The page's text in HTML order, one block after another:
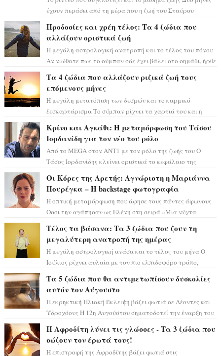
έχουν περάσει από τη μέρα που η ζωή του Σταύρου
Προδοσίες και χρέη τέλος: Τα 4 ζώδια που
αλλάζουν οριστικά ζωή
Η μεγάλη αστρολογική ανατροπή και το τέλος του πόνου
Αν νιώθατε πως το σύμπαν σάς έχει βάλει στο σημάδι, ήρθε
Τα 4 ζώδια που αλλάζουν ριζικά ζωή τους
επόμενους μήνες
Η μεγάλη μετατόπιση των δεσμών και το καρμικό
ξεσκαρτάρισμα Το σύμπαν ρίχνει τα χαρτιά του και η
Κρίνο και Αγκάθι: Η μεταμόρφωση του Τάσου
Ιορδανίδη για τον νέο του ρόλο
Από το MEGA στον ΑΝΤ1 με τον ρόλο της ζωής του Ο
Τάσος Ιορδανίδης κλείνει οριστικά το κεφάλαιο της
Οι Κόρες της Αρετής: Αγνώριστη η Μαριάννα
Πουρέγκα – H backstage φωτογραφία
Η οπτική μεταμόρφωση που άφησε τους πάντες άφωνους
Όσοι την αγάπησαν ως Ελένη στη σειρά «Μια νύχτα
Τέλος τα βάσανα: Τα 3 ζώδια που ζουν τη
μεγαλύτερη ανατροπή της ημέρας
Η μεγάλη αστρολογική ανάσα και το τέλος του μήνα Ο
Ιούλιος ρίχνει αυλαία με τον πιο ελπιδοφόρο τρόπο,
Τα 5 ζώδια που θα αντιμετωπίσουν δυσκολίες
αυτόν τον Αύγουστο
Η εκρηκτική Ηλιακή Έκλειψη βάζει φωτιά σε Λέοντες και
Υδροχόους Η 12η Αυγούστου σηματοδοτεί την έναρξη του
Η Αφροδίτη λύνει τις γλώσσες - Τα 3 ζώδια που
σώζουν τον έρωτά τους!
Η επιστροφή της Αφροδίτης βάζει φωτιά στις